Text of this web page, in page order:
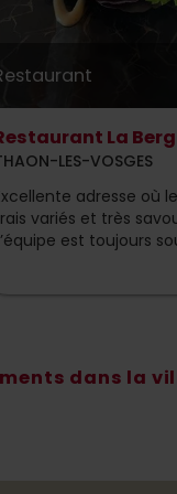
La
LES-VOSGES
adresse où
variés et très
est toujours
dans la